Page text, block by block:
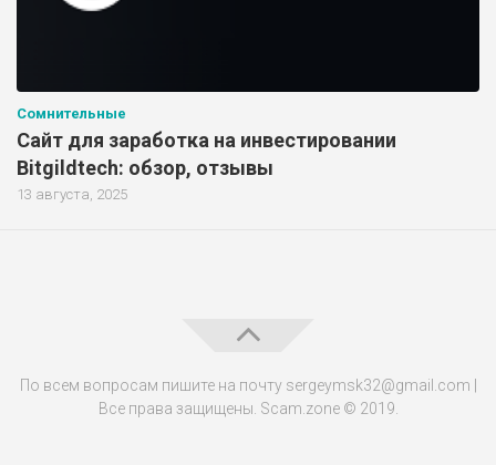
Сомнительные
Сайт для заработка на инвестировании
Bitgildtech: обзор, отзывы
13 августа, 2025
По всем вопросам пишите на почту sergeymsk32@gmail.com |
Все права защищены. Scam.zone © 2019.